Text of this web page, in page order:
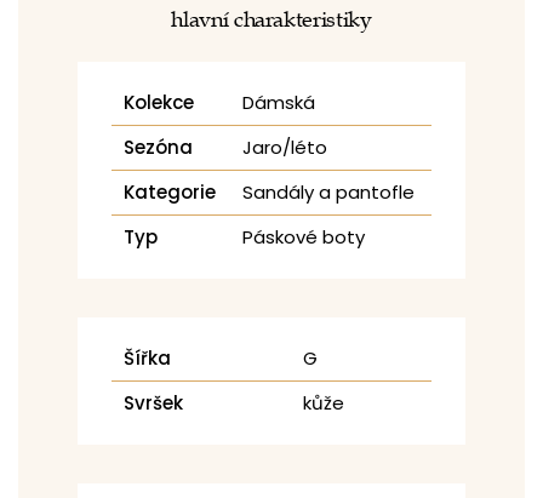
hlavní charakteristiky
Kolekce
Dámská
Sezóna
Jaro/léto
Kategorie
Sandály a pantofle
Typ
Páskové boty
Šířka
G
Svršek
kůže